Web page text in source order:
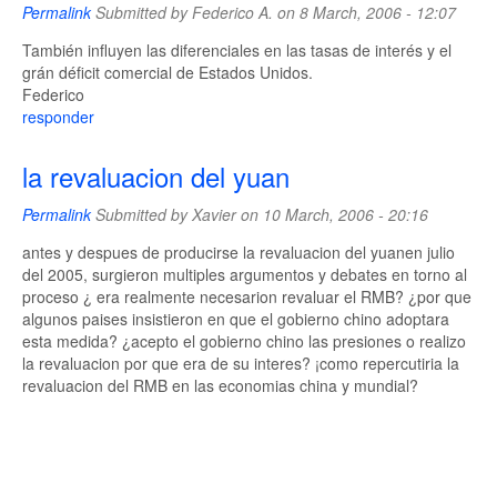
PermalinkSubmitted byFederico A. on 8 March, 2006 - 12:07
También influyen las diferenciales en las tasas de interés y el
grán déficit comercial de Estados Unidos.
Federico
responder
la revaluacion del yuan
PermalinkSubmitted byXavieron 10 March, 2006 - 20:16
antes y despues de producirse la revaluacion del yuanen julio
del 2005, surgieron multiples argumentos y debates en torno al
proceso ¿ era realmente necesarion revaluar el RMB? ¿por que
algunos paises insistieron en que el gobierno chino adoptara
esta medida? ¿acepto el gobierno chino las presiones o realizo
la revaluacion por que era de su interes? ¡como repercutiria la
revaluacion del RMB en las economias china y mundial?